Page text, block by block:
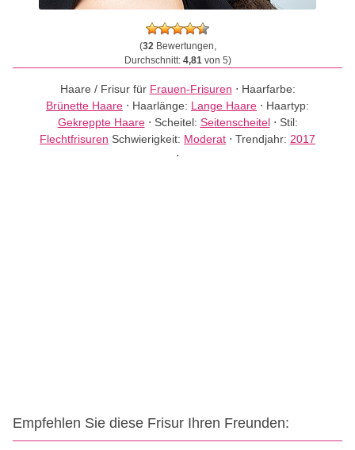
(32Bewertungen,
Durchschnitt: 4,81von 5)
Haare / Frisur für Frauen-Frisuren ⋅ Haarfarbe:
Brünette Haare ⋅ Haarlänge: Lange Haare ⋅ Haartyp:
Gekreppte Haare⋅ Scheitel: Seitenscheitel⋅ Stil:
Flechtfrisuren Schwierigkeit: Moderat ⋅ Trendjahr: 2017
⋅
Empfehlen Sie diese Frisur Ihren Freunden: